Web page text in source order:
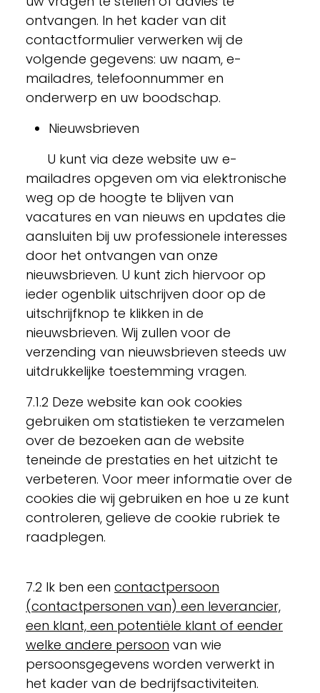
ontvangen. In het kader van dit
contactformulier verwerken wij de
volgende gegevens: uw naam, e-
mailadres, telefoonnummer en
onderwerp en uw boodschap.
Nieuwsbrieven
U kunt via deze website uw e-
mailadres opgeven om via elektronische
weg op de hoogte te blijven van
vacatures en van nieuws en updates die
aansluiten bij uw professionele interesses
door het ontvangen van onze
nieuwsbrieven. U kunt zich hiervoor op
ieder ogenblik uitschrijven door op de
uitschrijfknop te klikken in de
nieuwsbrieven. Wij zullen voor de
verzending van nieuwsbrieven steeds uw
uitdrukkelijke toestemming vragen.
7.1.2 Deze website kan ook cookies
gebruiken om statistieken te verzamelen
over de bezoeken aan de website
teneinde de prestaties en het uitzicht te
verbeteren. Voor meer informatie over de
cookies die wij gebruiken en hoe u ze kunt
controleren, gelieve de cookie rubriek te
raadplegen.
7.2 Ik ben een contactpersoon
(contactpersonen van) een leverancier,
een klant, een potentiële klant of eender
welke andere persoon van wie
persoonsgegevens worden verwerkt in
het kader van de bedrijfsactiviteiten.